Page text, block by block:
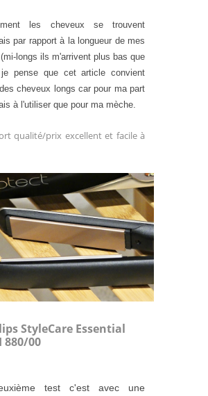
les cheveux se trouvent
par rapport à la longueur de mes
longs ils m'arrivent plus bas que
pense que cet article convient
cheveux longs car pour ma part
à l'utiliser que pour ma mèche.
qualité/prix excellent et facile à
StyleCare Essential
880/00
test c'est avec une